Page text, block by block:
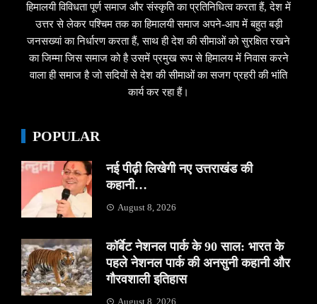
हिमालयी विविधता पूर्ण समाज और संस्कृति का प्रतिनिधित्व करता हैं, देश में
उत्तर से लेकर पश्चिम तक का हिमालयी समाज अपने-आप में बहुत बड़ी
जनसख्यां का निर्धारण करता हैं, साथ ही देश की सीमाओं को सुरक्षित रखने
का जिम्मा जिस समाज को है उसमें प्रमुख रूप से हिमालय में निवास करने
वाला ही समाज है जो सदियों से देश की सीमाओं का सजग प्रहरी की भांति
कार्य कर रहा हैं।
POPULAR
नई पीढ़ी लिखेगी नए उत्तराखंड की
कहानी…
August 8, 2026
कॉर्बेट नेशनल पार्क के 90 साल: भारत के
पहले नेशनल पार्क की अनसुनी कहानी और
गौरवशाली इतिहास
August 8, 2026